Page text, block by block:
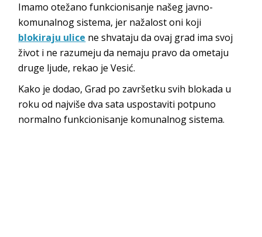
Imamo otežano funkcionisanje našeg javno-
komunalnog sistema, jer nažalost oni koji
blokiraju ulice ne shvataju da ovaj grad ima svoj
život i ne razumeju da nemaju pravo da ometaju
druge ljude, rekao je Vesić.
Kako je dodao, Grad po završetku svih blokada u
roku od najviše dva sata uspostaviti potpuno
normalno funkcionisanje komunalnog sistema.